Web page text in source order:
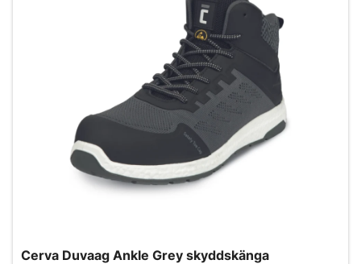
Cerva Duvaag Ankle Grey skyddskänga